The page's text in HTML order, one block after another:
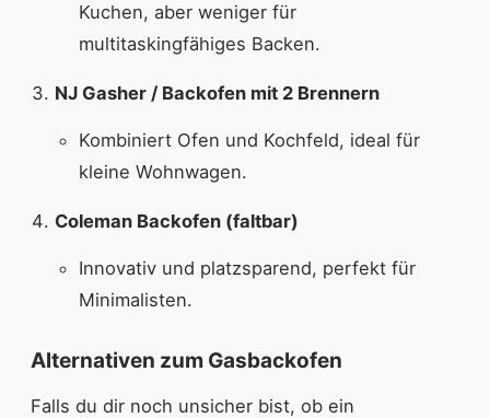
Kuchen, aber weniger für
multitaskingfähiges Backen.
NJ Gasher / Backofen mit 2 Brennern
Kombiniert Ofen und Kochfeld, ideal für
kleine Wohnwagen.
Coleman Backofen (faltbar)
Innovativ und platzsparend, perfekt für
Minimalisten.
Alternativen zum Gasbackofen
Falls du dir noch unsicher bist, ob ein